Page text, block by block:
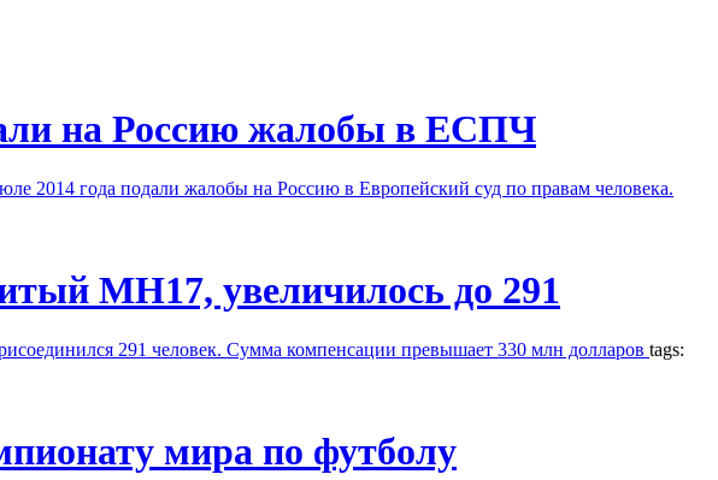
на Россию жалобы в ЕСПЧ
2014 года подали жалобы на Россию в Европейский суд по правам человека.
МН17, увеличилось до 291
291 человек. Сумма компенсации превышает 330 млн долларов tags:
мира по футболу